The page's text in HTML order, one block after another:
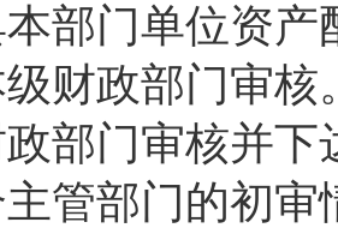
部门单位资
财政部门审核
政部门审核并
管部门的初